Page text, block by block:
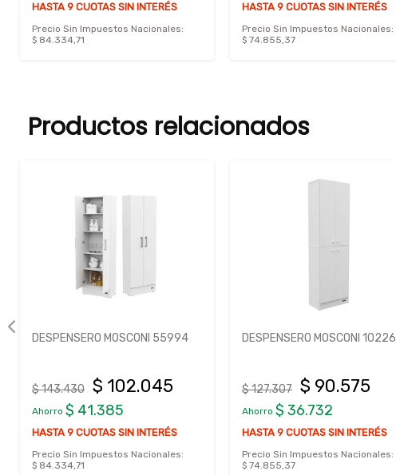
HASTA 9 CUOTAS SIN INTERÉS
Precio Sin Impuestos Nacionales:
$ 84.334,71
HASTA 9 CUOTAS SIN INTERÉS
Precio Sin Impuestos Nacionales:
$ 74.855,37
Productos relacionados
DESPENSERO MOSCONI 55994
$ 143.430 $ 102.045
Ahorro $ 41.385
HASTA 9 CUOTAS SIN INTERÉS
Precio Sin Impuestos Nacionales:
$ 84.334,71
DESPENSERO MOSCONI 10226
$ 127.307 $ 90.575
Ahorro $ 36.732
HASTA 9 CUOTAS SIN INTERÉS
Precio Sin Impuestos Nacionales:
$ 74.855,37